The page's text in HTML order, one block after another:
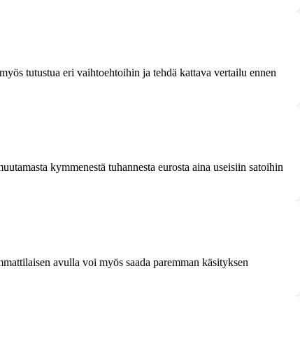
tutustua eri vaihtoehtoihin ja tehdä kattava vertailu ennen
kymmenestä tuhannesta eurosta aina useisiin satoihin
avulla voi myös saada paremman käsityksen